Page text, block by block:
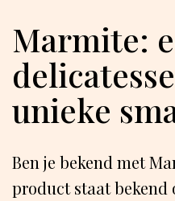
Marmite:
unieke
Ben je bekend met
product staat bekend